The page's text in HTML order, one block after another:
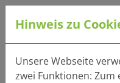
Tel.:
Mail:
Hinweis zu
Unsere Webseite
zwei Funktionen: